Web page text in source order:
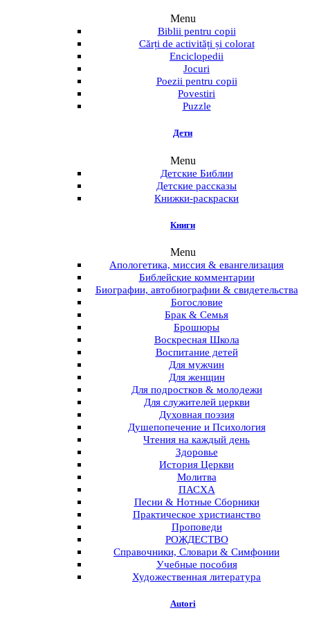
Menu
Biblii pentru copii
Cărți de activități și colorat
Enciclopedii
Jocuri
Poezii pentru copii
Povestiri
Puzzle
Дети
Menu
Детские Библии
Детские рассказы
Книжки-раскраски
Книги
Menu
Апологетика, миссия & евангелизация
Библейские комментарии
Биографии, автобиографии & свидетельства
Богословие
Брак & Семья
Брошюры
Воскресная Школа
Воспитание детей
Для мужчин
Для женщин
Для подростков & молодежи
Для служителей церкви
Духовная поэзия
Душепопечение и Психология
Чтения на каждый день
Здоровье
История Церкви
Молитва
ПАСХА
Песни & Нотные Сборники
Практическое христианство
Проповеди
РОЖДЕСТВО
Справочники, Словари & Симфонии
Учебные пособия
Художественная литература
Autori